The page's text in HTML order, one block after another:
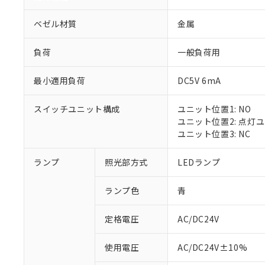
ベゼル材質 金属
負荷 一般負荷用
最小適用負荷 DC5V 6mA
スイッチユニット構成
ユニット位置1: NO
ユニット位置2: 点灯
ユニット位置3: NC
ランプ 照光部方式 LEDランプ
ランプ色 青
定格電圧 AC/DC24V
使用電圧 AC/DC24V±10%
※1 対応状況